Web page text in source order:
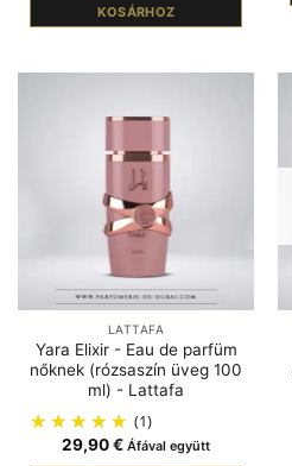
KOSÁRHOZ
LATTAFA
Yara Elixir - Eau de parfüm
nőknek (rózsaszín üveg 100
ml) - Lattafa
(1)
29,90€ Áfával együtt